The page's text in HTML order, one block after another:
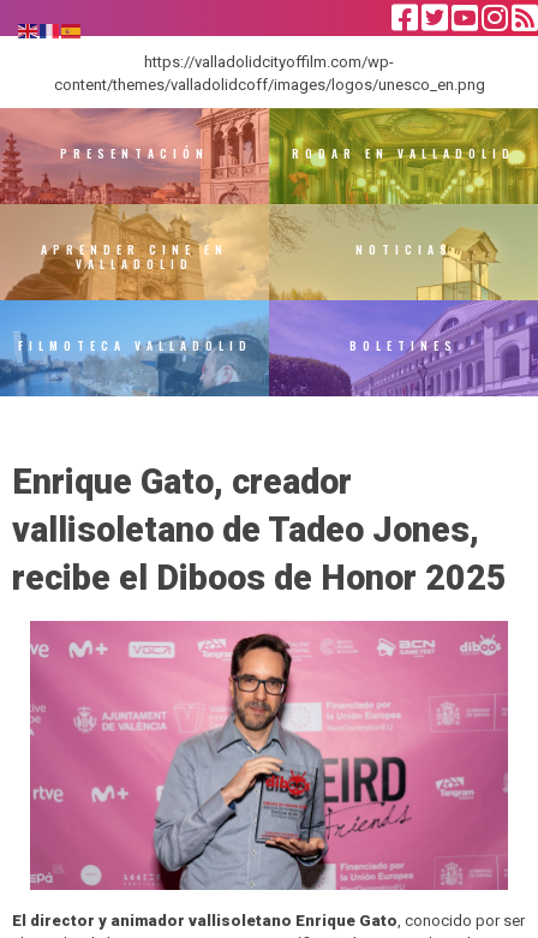
https://valladolidcityoffilm.com/wp-
content/themes/valladolidcoff/images/logos/unesco_en.png
PRESENTACIÓN RODAR EN VALLADOLID
APRENDER CINE EN
VALLADOLID
NOTICIAS
FILMOTECA VALLADOLID BOLETINES
Enrique Gato, creador
vallisoletano de Tadeo Jones,
recibe el Diboos de Honor 2025
El director y animador vallisoletano Enrique Gato , conocido por ser